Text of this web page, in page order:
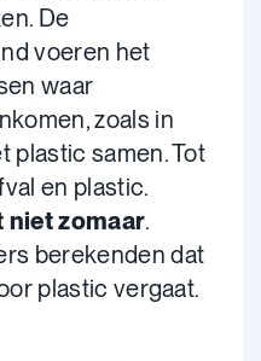
De
voeren het
waar
zoals in
plastic samen. Tot
en plastic.
niet zomaar.
berekenden dat
plastic vergaat.